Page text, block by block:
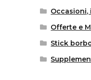
Offerte e
Stick